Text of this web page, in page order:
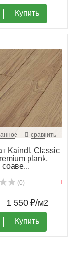
Купить
сравнить
Kaindl, Classic
plank,
соаве...
(0)
1 550 ₽/м2
Купить